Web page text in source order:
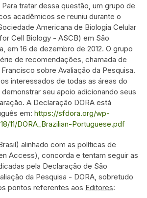
tratar dessa questão, um grupo de
acadêmicos se reuniu durante o
Americana de Biologia Celular
Cell Biology - ASCB) em São
em 16 de dezembro de 2012. O grupo
de recomendações, chamada de
sobre Avaliação da Pesquisa.
interessados de todas as áreas do
seu apoio adicionando seus
A Declaração DORA está
em: https://sfdora.org/wp-
11/DORA_Brazilian-Portuguese.pdf
alinhado com as políticas de
Access), concorda e tentam seguir as
pela Declaração de São
da Pesquisa - DORA, sobretudo
pontos referentes aos Editores: